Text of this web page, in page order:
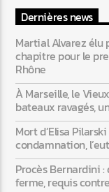
Dernières news
Martial Alvarez élu
chapitre pour le
Rhône
À Marseille, le
bateaux ravagés,
Mort d’Elisa
condamnation,
Procès Bernardini
ferme, requis